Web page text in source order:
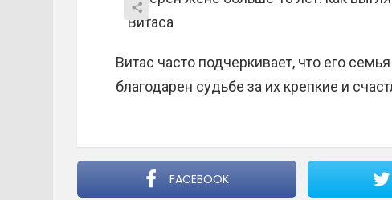
Витас часто подчеркивает, что его
благодарен судьбе за их крепкие и
FACEBOOK